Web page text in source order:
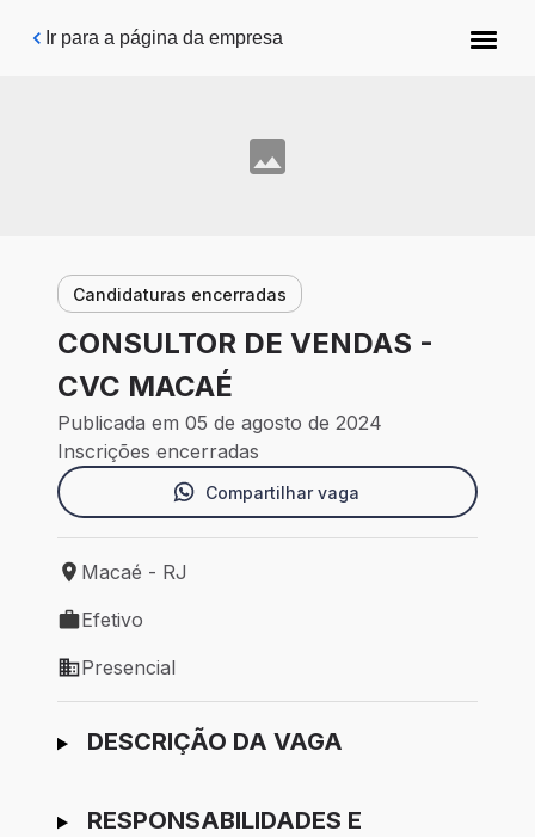
Pular para o conteúdo principal
Ir para a página da empresa
Candidaturas encerradas
CONSULTOR DE VENDAS -
CVC MACAÉ
Publicada em 05 de agosto de 2024
Inscrições encerradas
Compartilhar vaga
Local de trabalho: Macaé - RJ
Macaé - RJ
Tipo de vaga: Efetivo
Efetivo
Modelo de trabalho: Presencial
Presencial
Ir para candidatura
DESCRIÇÃO DA VAGA
RESPONSABILIDADES E